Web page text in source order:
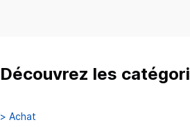
Découvrez les
> Achat